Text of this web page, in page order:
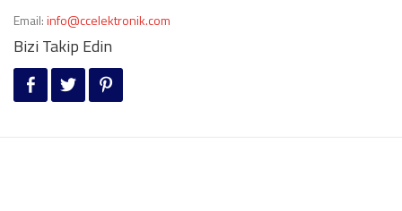
Email:info@ccelektronik.com
Bizi Takip Edin